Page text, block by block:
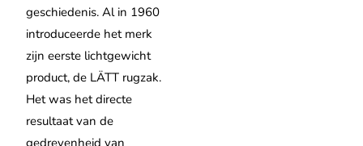
geschiedenis. Al in 1960
introduceerde het merk
zijn eerste lichtgewicht
product, de LÄTT rugzak.
Het was het directe
resultaat van de